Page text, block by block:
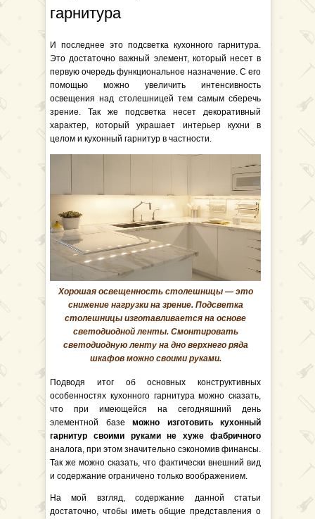
гарнитура
И последнее это подсветка кухонного гарнитура.
Это достаточно важный элемент, который несет в
первую очередь функциональное назначение. С его
помощью можно увеличить интенсивность
освещения над столешницей тем самым сберечь
зрение. Так же подсветка несет декоративный
характер, который украшает интерьер кухни в
целом и кухонный гарнитур в частности.
Хорошая освещенность столешницы — это
снижение нагрузки на зрение. Подсветка
столешницы изготавливается на основе
светодиодной ленты. Смонтировать
светодиодную ленту на дно верхнего ряда
шкафов можно своими руками.
Подводя итог об основных конструктивных
особенностях кухонного гарнитура можно сказать,
что при имеющейся на сегодняшний день
элементной базе можно изготовить кухонный
гарнитур своими руками не хуже фабричного
аналога, при этом значительно сэкономив финансы.
Так же можно сказать, что фактически внешний вид
и содержание ограничено только воображением.
На мой взгляд, содержание данной статьи
достаточно, чтобы иметь общие представления о